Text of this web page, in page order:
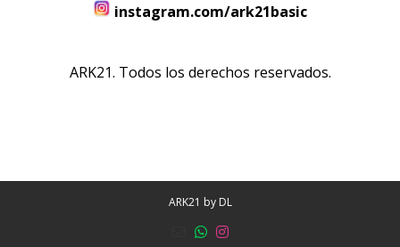
instagram.com/ark21basic
ARK21. Todos los derechos reservados.
ARK21 by DL